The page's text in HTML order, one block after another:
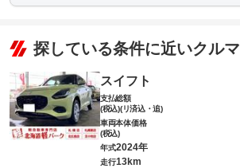
探している条件に近いクルマ
スイフト
支払総額
(税込)(リ済込・追)
車両本体価格
(税込)
年式2024年
走行13km